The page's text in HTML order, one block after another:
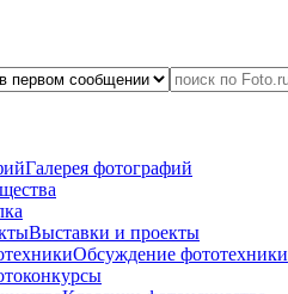
Галерея фотографий
Выставки и проекты
Обсуждение фототехники